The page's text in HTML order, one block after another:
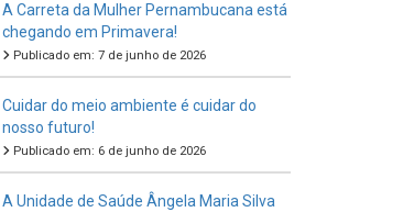
A Carreta da Mulher Pernambucana está
chegando em Primavera!
Publicado em: 7 de junho de 2026
Cuidar do meio ambiente é cuidar do
nosso futuro!
Publicado em: 6 de junho de 2026
A Unidade de Saúde Ângela Maria Silva